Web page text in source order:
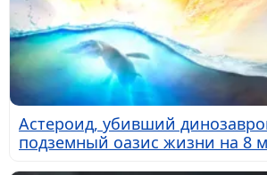
Астероид, убивший
подземный оазис жизни на 8